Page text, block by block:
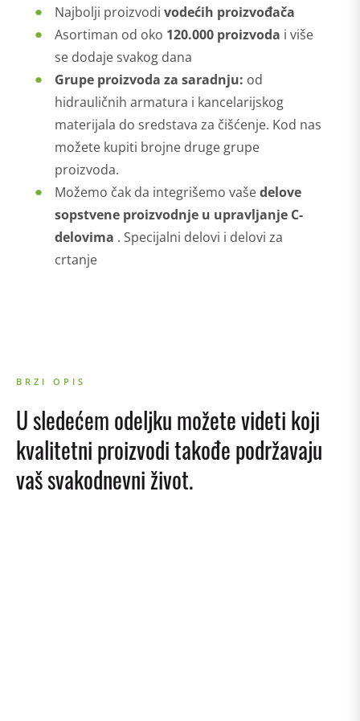
Najbolji proizvodi vodećih proizvođača
Asortiman od oko 120.000 proizvoda i više
se dodaje svakog dana
Grupe proizvoda za saradnju: od
hidrauličnih armatura i kancelarijskog
materijala do sredstava za čišćenje. Kod nas
možete kupiti brojne druge grupe
proizvoda.
Možemo čak da integrišemo vašedelove
sopstvene proizvodnje u upravljanje C-
delovima . Specijalni delovi i delovi za
crtanje
BRZI OPIS
U sledećem odeljku možete videti koji
kvalitetni proizvodi takođe podržavaju
vaš svakodnevni život.